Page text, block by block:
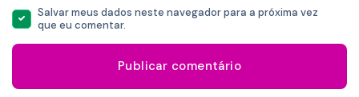
Salvar meus dados neste navegador para a próxima vez
que eu comentar.